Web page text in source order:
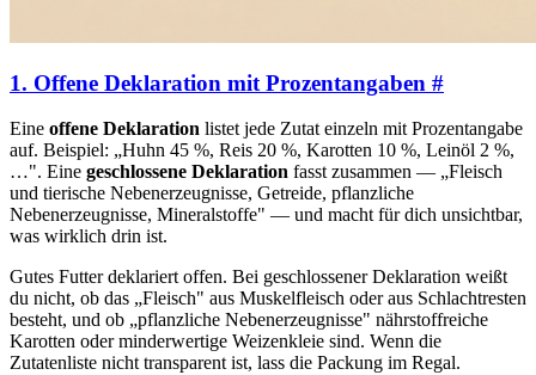
1. Offene Deklaration mit Prozentangaben #
Eine offene Deklaration listet jede Zutat einzeln mit Prozentangabe
auf. Beispiel: „Huhn 45 %, Reis 20 %, Karotten 10 %, Leinöl 2 %,
…". Eine geschlossene Deklaration fasst zusammen — „Fleisch
und tierische Nebenerzeugnisse, Getreide, pflanzliche
Nebenerzeugnisse, Mineralstoffe" — und macht für dich unsichtbar,
was wirklich drin ist.
Gutes Futter deklariert offen. Bei geschlossener Deklaration weißt
du nicht, ob das „Fleisch" aus Muskelfleisch oder aus Schlachtresten
besteht, und ob „pflanzliche Nebenerzeugnisse" nährstoffreiche
Karotten oder minderwertige Weizenkleie sind. Wenn die
Zutatenliste nicht transparent ist, lass die Packung im Regal.